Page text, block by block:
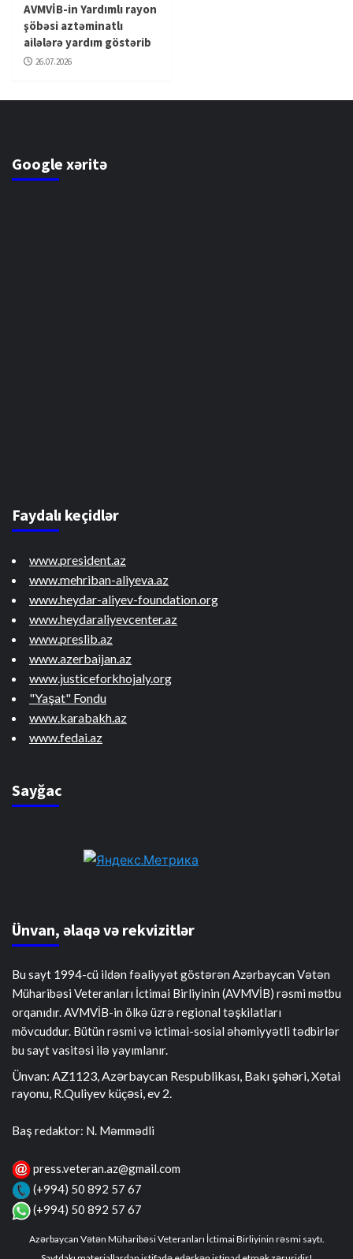
AVMVİB-in Yardımlı rayon
şöbəsi aztəminatlı
ailələrə yardım göstərib
26.07.2026
Google xəritə
Faydalı keçidlər
www.president.az
www.mehriban-aliyeva.az
www.heydar-aliyev-foundation.org
www.heydaraliyevcenter.az
www.preslib.az
www.azerbaijan.az
www.justiceforkhojaly.org
"Yaşat" Fondu
www.karabakh.az
www.fedai.az
Sayğac
Ünvan, əlaqə və rekvizitlər
Bu sayt 1994-cü ildən fəaliyyət göstərən Azərbaycan Vətən
Müharibəsi Veteranları İctimai Birliyinin (AVMVİB) rəsmi mətbu
orqanıdır. AVMVİB-in ölkə üzrə regional təşkilatları
mövcuddur. Bütün rəsmi və ictimai-sosial əhəmiyyətli tədbirlər
bu sayt vasitəsi ilə yayımlanır.
Ünvan: AZ1123, Azərbaycan Respublikası, Bakı şəhəri, Xətai
rayonu, R.Quliyev küçəsi, ev 2.
Baş redaktor: N. Məmmədli
press.veteran.az@gmail.com
(+994) 50 892 57 67
(+994) 50 892 57 67
Azərbaycan Vətən Müharibəsi Veteranları İctimai Birliyinin rəsmi saytı.